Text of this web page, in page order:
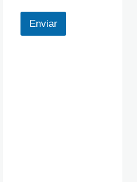
n
s
Enviar